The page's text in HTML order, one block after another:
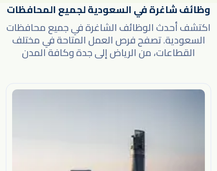
وظائف شاغرة في السعودية لجميع المحافظات
اكتشف أحدث الوظائف الشاغرة في جميع محافظات
السعودية. تصفح فرص العمل المتاحة في مختلف
القطاعات، من الرياض إلى جدة وكافة المدن